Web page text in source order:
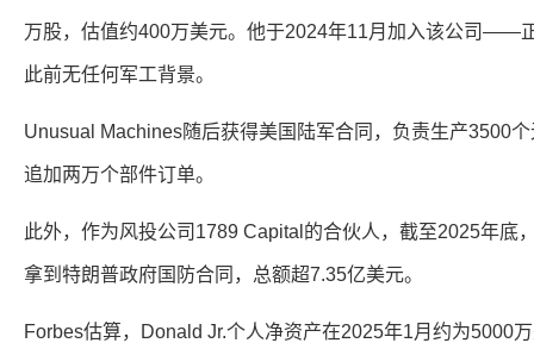
万股，估值约400万美元。他于2024年11月加入该公司——
此前无任何军工背景。
Unusual Machines随后获得美国陆军合同，负责生产3500
追加两万个部件订单。
此外，作为风投公司1789 Capital的合伙人，截至2025年底
拿到特朗普政府国防合同，总额超7.35亿美元。
Forbes估算，Donald Jr.个人净资产在2025年1月约为5000